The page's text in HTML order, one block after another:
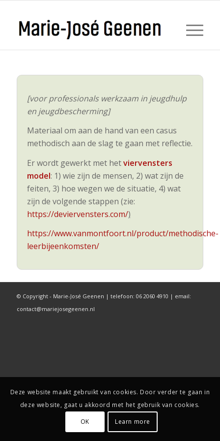
[voor professionals werkzaam in jeugdhulp
en jeugdbescherming]
Materiaal om aan de hand van een casus
methodisch aan de slag te gaan met reflectie.
Er wordt gewerkt met hetviervensters
model: 1) wie zijn de mensen, 2) wat zijn de
feiten, 3) hoe wegen we de situatie, 4) wat
zijn de volgende stappen (zie:
https://deviervensters.com/)
https://www.vanmontfoort.nl/product/methodische-
leerbijeenkomsten/
© Copyright - Marie-José Geenen | telefoon: 06 2060 4910 | email:
contact@mariejosegeenen.nl
Deze website maakt gebruikt van cookies. Door verder te gaan in
deze website, gaat u akkoord met het gebruik van cookies.
OK Learn more